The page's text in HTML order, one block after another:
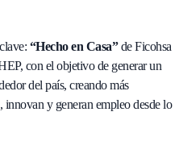
“Hecho en Casa”de Ficohsa
con el objetivo de generar un
del país, creando más
innovan y generan empleo desde lo